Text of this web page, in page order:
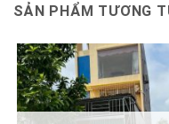
SẢN PHẨM TƯƠNG